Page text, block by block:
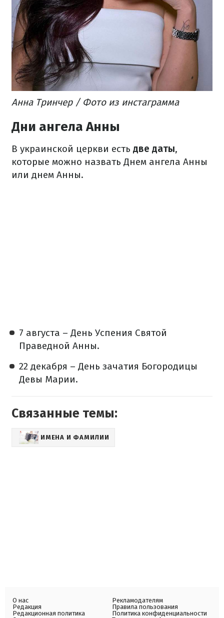
Анна Тринчер / Фото из инстаграмма
Дни ангела Анны
В украинской церкви есть две даты,
которые можно назвать Днем ангела Анны
или днем Анны.
7 августа – День Успения Святой
Праведной Анны.
22 декабря – День зачатия Богородицы
Девы Марии.
Связанные темы:
ИМЕНА И ФАМИЛИИ
О нас
Редакция
Редакционная политика
Рекламодателям
Правила пользования
Политика конфиденциальности